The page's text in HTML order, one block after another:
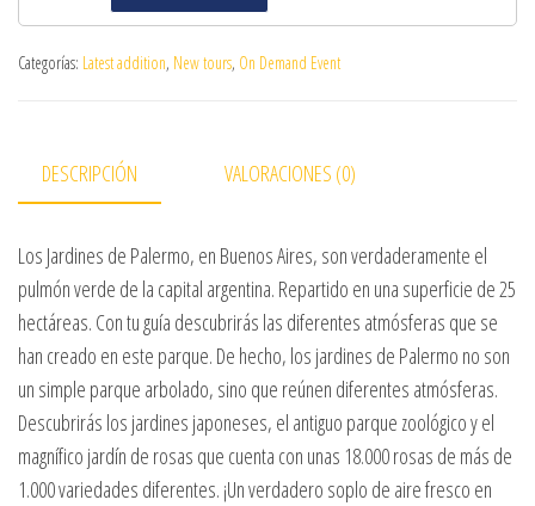
Categorías: Latest addition, New tours, On Demand Event
DESCRIPCIÓN VALORACIONES (0)
Los Jardines de Palermo, en Buenos Aires, son verdaderamente el
pulmón verde de la capital argentina. Repartido en una superficie de 25
hectáreas. Con tu guía descubrirás las diferentes atmósferas que se
han creado en este parque. De hecho, los jardines de Palermo no son
un simple parque arbolado, sino que reúnen diferentes atmósferas.
Descubrirás los jardines japoneses, el antiguo parque zoológico y el
magnífico jardín de rosas que cuenta con unas 18.000 rosas de más de
1.000 variedades diferentes. ¡Un verdadero soplo de aire fresco en